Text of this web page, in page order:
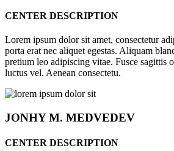
CENTER DESCRIPTION
Lorem ipsum dolor sit amet, consectetur
porta erat nec aliquet egestas. Aliquam
pretium leo adipiscing vitae. Fusce sagittis
luctus vel. Aenean consectetu.
JONHYM. MEDVEDEV
CENTER DESCRIPTION